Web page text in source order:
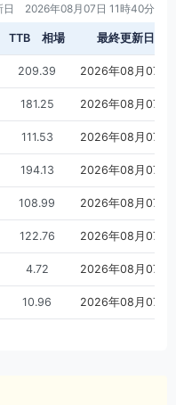
日 2026年08月07日 11時40分
TTB 相場 最終更新日
209.39 2026年08月07日
181.25 2026年08月07日
111.53 2026年08月07日
194.13 2026年08月07日
108.99 2026年08月07日
122.76 2026年08月07日
4.72 2026年08月07日
10.96 2026年08月07日